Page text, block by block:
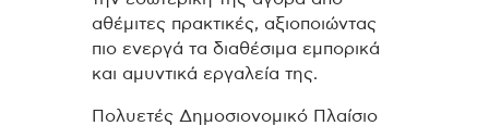
αθέμιτες πρακτικές, αξιοποιώντας
πιο ενεργά τα διαθέσιμα εμπορικά
και αμυντικά εργαλεία της.
Πολυετές Δημοσιονομικό Πλαίσιο